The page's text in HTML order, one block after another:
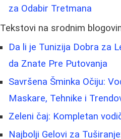
za Odabir Tretmana
Tekstovi na srodnim
Da li je Tunizija Dobra za
da Znate Pre Putovanja
Savršena Šminka Očiju:
Maskare, Tehnike i
Zeleni čaj: Kompletan
Najbolji Gelovi za